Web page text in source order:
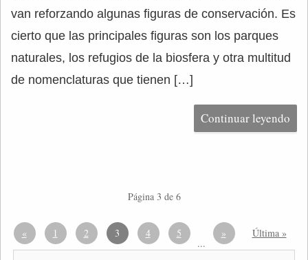
van reforzando algunas figuras de conservación. Es
cierto que las principales figuras son los parques
naturales, los refugios de la biosfera y otra multitud
de nomenclaturas que tienen […]
Continuar leyendo
Página 3 de 6
« 1 2 3 4 5
...
» Última »